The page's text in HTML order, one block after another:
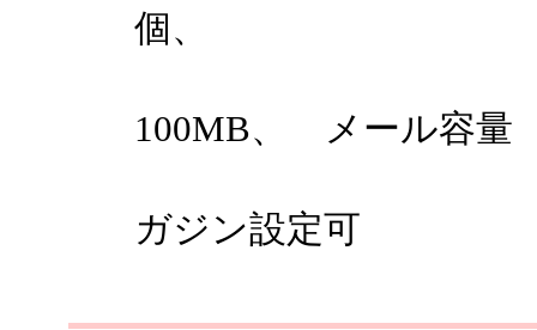
個、
100MB、 メール容
ガジン設定可